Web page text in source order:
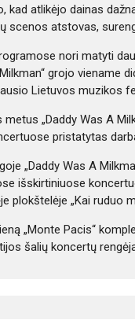
kad atlikėjo dainas
scenos atstovas,
nori matyti
grojo viename
Lietuvos muzikos
metus „Daddy Was A
pristatytas
„Daddy Was A
išskirtiniuose
plokštelėje „Kai ruduo
„Monte Pacis“
šalių koncertų